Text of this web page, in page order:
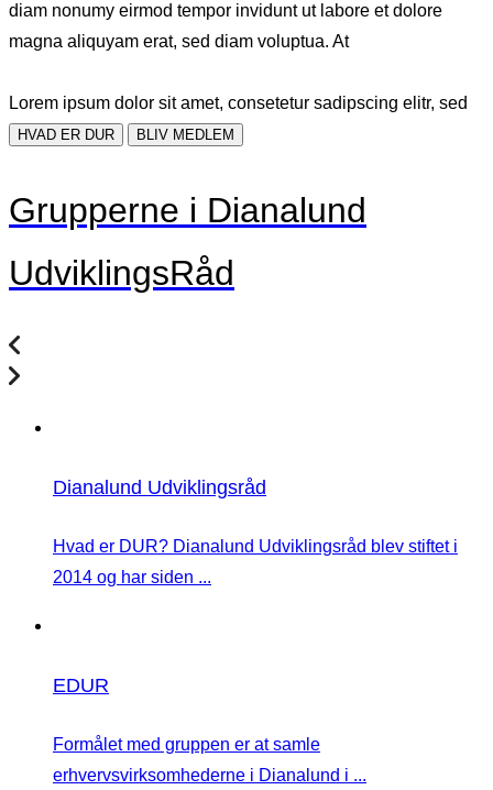
diam nonumy eirmod tempor invidunt ut labore et dolore
magna aliquyam erat, sed diam voluptua. At
Lorem ipsum dolor sit amet, consetetur sadipscing elitr, sed
HVAD ER DUR BLIV MEDLEM
Grupperne i Dianalund
UdviklingsRåd
Dianalund Udviklingsråd
Hvad er DUR? Dianalund Udviklingsråd blev stiftet i
2014 og har siden ...
EDUR
Formålet med gruppen er at samle
erhvervsvirksomhederne i Dianalund i ...